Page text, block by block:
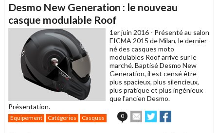
à
un
ami
Desmo New Generation : le nouveau
casque modulable Roof
1er juin 2016 - Présenté au salon
EICMA 2015 de Milan, le dernier
né des casques moto
modulables Roof arrive sur le
marché. Baptisé Desmo New
Generation, il est censé être
plus spacieux, plus silencieux,
plus pratique et plus ingénieux
que l'ancien Desmo.
Présentation.
Equipement Catégories Casques 0
Envoyer
cet
Partager
sur sur